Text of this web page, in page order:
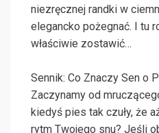
niezręcznej randki w
elegancko pożegnać. I tu
właściwie zostawić…
Sennik: Co Znaczy Sen o
Zaczynamy od
kiedyś pies tak czuły, że
rytm Twojego snu? Jeśli